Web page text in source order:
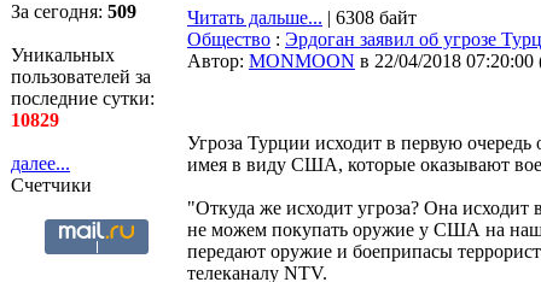
За сегодня: 509
Уникальных
пользователей за
последние сутки:
10829
далее...
Счетчики
Читать дальше... | 6308 байт
Общество : Эрдоган заявил об угрозе
Автор: MONMOON в 22/04/2018 07:20:00
Угроза Турции исходит в первую очередь
имея в виду США, которые оказывают
"Откуда же исходит угроза? Она
не можем покупать оружие у США на
передают оружие и боеприпасы
телеканалу NTV.